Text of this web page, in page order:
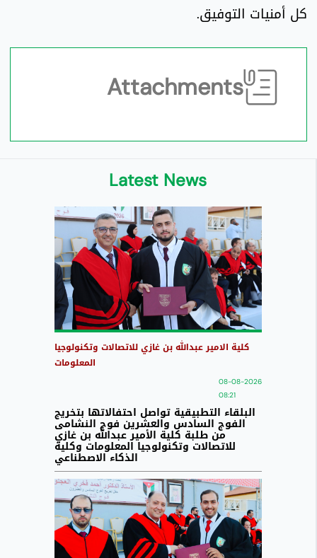
كل أمنيات التوفيق.
Attachments
Latest News
كلية الامير عبدالله بن غازي للاتصالات وتكنولوجيا
المعلومات
08-08-2026
08:21
البلقاء التطبيقية تواصل احتفالاتها بتخريج
الفوج السادس والعشرين فوج النشامى
من طلبة كلية الأمير عبدالله بن غازي
للاتصالات وتكنولوجيا المعلومات وكلية
الذكاء الاصطناعي